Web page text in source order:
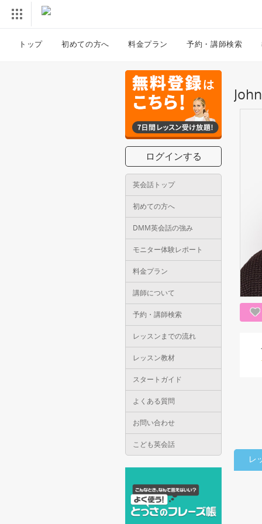
トップ 初めての方へ 料金プラン 予約・講師検索
ログインする
英会話トップ
初めての方へ
DMM英会話の強み
モニター体験レポート
料金プラン
講師について
予約・講師検索
レッスンまでの流れ
レッスン教材
スタートガイド
よくある質問
お問い合わせ
こども英会話
レ